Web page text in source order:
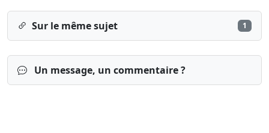
Sur le même sujet 1
Un message, un commentaire ?